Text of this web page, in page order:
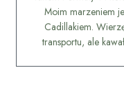
Moim marzeniem
Cadillakiem.
transportu, ale